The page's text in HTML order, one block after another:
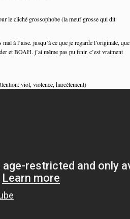
le cliché grossophobe (la meuf grosse qui dit
à l’aise. jusqu’à ce que je regarde l’originale, que
et BOAH. j’ai même pas pu finir. c’est vraiment
viol, violence, harcèlement)